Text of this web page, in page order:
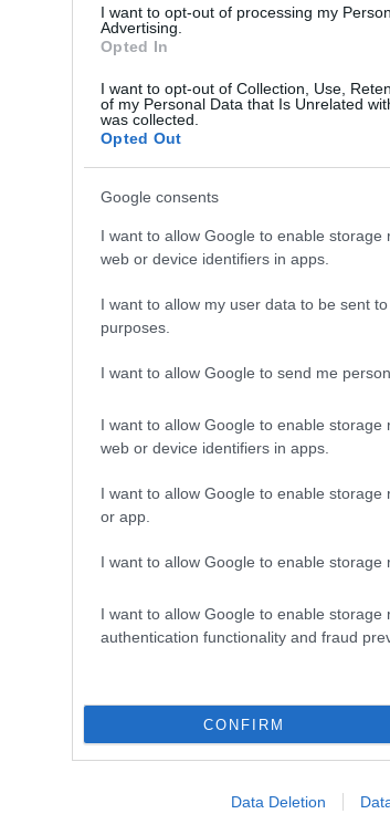
I want to opt-out of processing my
Advertising.
Opted In
I want to opt-out of Collection, Use,
of my Personal Data that Is Unrelated
was collected.
Opted Out
Google consents
I want to allow Google to enable
web or device identifiers in apps.
I want to allow my user data to be sent
purposes.
I want to allow Google to send me
I want to allow Google to enable
web or device identifiers in apps.
I want to allow Google to enable
or app.
I want to allow Google to enable storage
I want to allow Google to enable storage
authentication functionality and fraud
CONFIRM
Data Deletion
TOVÁBB
boltba megy! – ONLINE
A Magyar Természetvédők Szövetségének Manka és
foglalkoztató füzete ingyenesen érhető el a szervezet
ismertessen meg az ökotudatos bevásárlás és a
TOVÁBB
alkotás könyvajánló